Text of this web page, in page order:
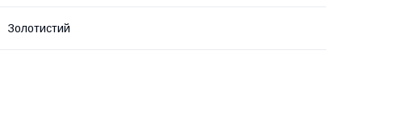
Золотистий